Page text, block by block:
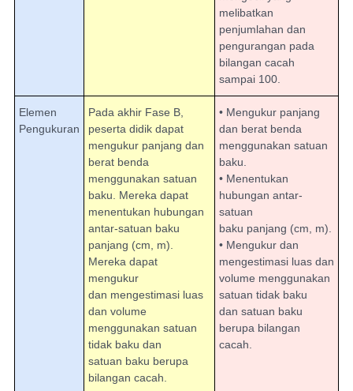
melibatkan
penjumlahan dan
pengurangan pada
bilangan cacah
sampai 100.
Elemen
Pengukuran
Pada akhir Fase B,
peserta didik dapat
mengukur panjang dan
berat benda
menggunakan satuan
baku. Mereka dapat
menentukan hubungan
antar-satuan baku
panjang (cm, m).
Mereka dapat
mengukur
dan mengestimasi luas
dan volume
menggunakan satuan
tidak baku dan
satuan baku berupa
bilangan cacah.
• Mengukur panjang
dan berat benda
menggunakan satuan
baku.
• Menentukan
hubungan antar-
satuan
baku panjang (cm, m).
• Mengukur dan
mengestimasi luas dan
volume menggunakan
satuan tidak baku
dan satuan baku
berupa bilangan
cacah.